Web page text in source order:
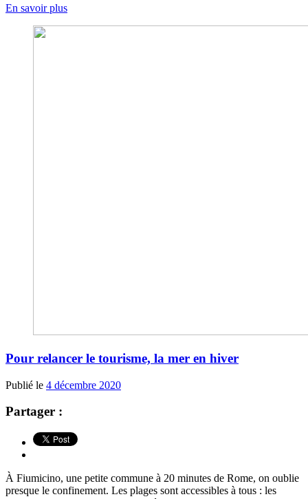
En savoir plus
Pour relancer le tourisme, la mer en hiver
Publié le 4 décembre 2020
Partager :
À Fiumicino, une petite commune à 20 minutes de Rome, on oublie
presque le confinement. Les plages sont accessibles à tous : les